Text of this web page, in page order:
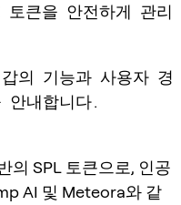
토큰을 안전하게 관리
의 기능과 사용자 경
안내합니다.
의 SPL 토큰으로, 인공
AI 및 Meteora와 같